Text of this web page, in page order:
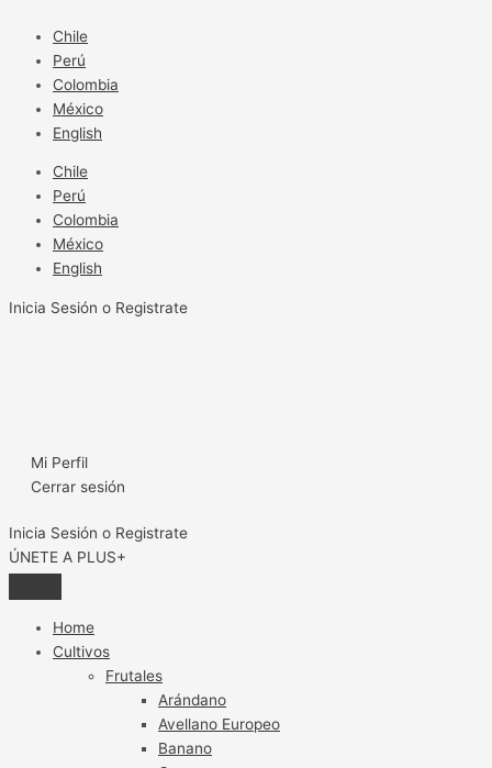
contenido
Chile
Perú
Colombia
México
English
Chile
Perú
Colombia
México
English
Inicia Sesión o Registrate
Mi Perfil
Cerrar sesión
Inicia Sesión o Registrate
ÚNETE A PLUS+
Home
Cultivos
Frutales
Arándano
Avellano Europeo
Banano